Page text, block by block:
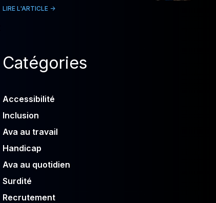
LIRE L'ARTICLE ->
Catégories
Accessibilité
Inclusion
Ava au travail
Handicap
Ava au quotidien
Surdité
Recrutement